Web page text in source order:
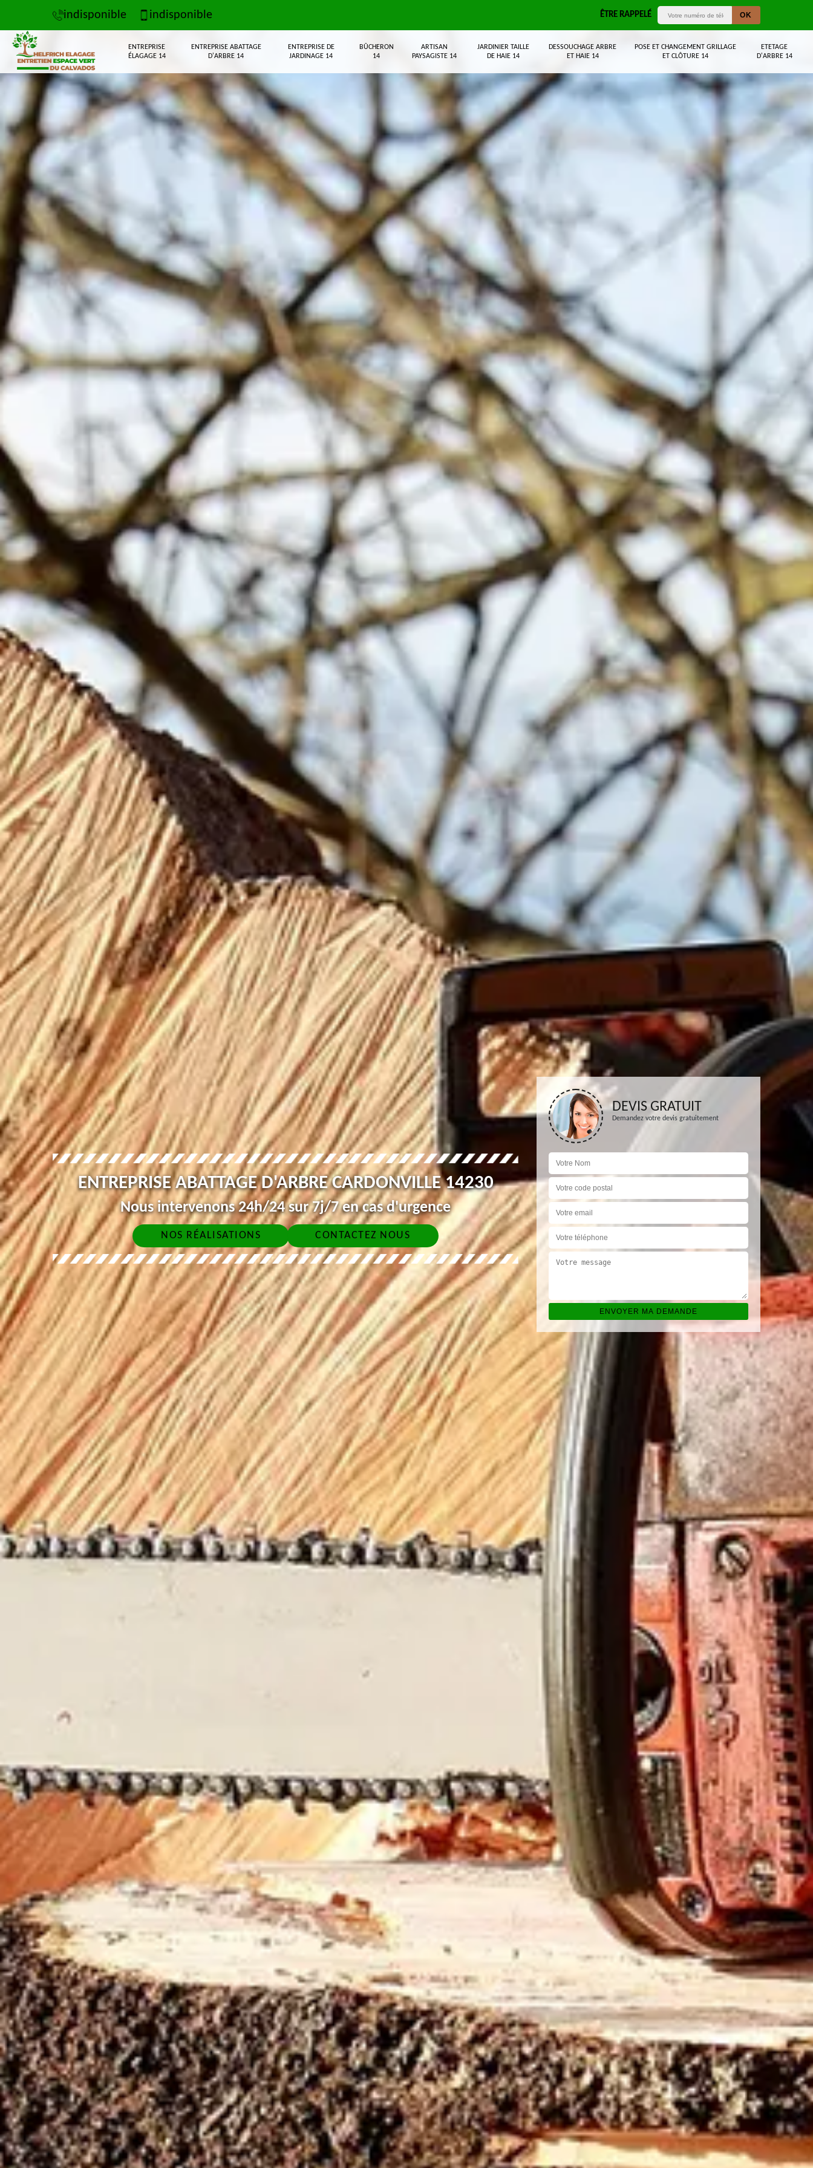
indisponible indisponible ÊTRE RAPPELÉ
ENTREPRISE
ÉLAGAGE 14
ENTREPRISE ABATTAGE
D'ARBRE 14
ENTREPRISE DE
JARDINAGE 14
BÛCHERON
14
ARTISAN
PAYSAGISTE 14
JARDINIER TAILLE
DE HAIE 14
DESSOUCHAGE ARBRE
ET HAIE 14
POSE ET CHANGEMENT GRILLAGE
ET CLÔTURE 14
ETETAGE
D'ARBRE 14
ENTREPRISE ABATTAGE D'ARBRE CARDONVILLE 14230
Nous intervenons 24h/24 sur 7j/7 en cas d'urgence
NOS RÉALISATIONS CONTACTEZ NOUS
DEVIS GRATUIT
Demandez votre devis gratuitement